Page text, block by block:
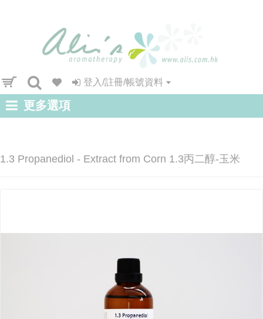
登入/註冊/帳號資料
更多選項
1.3 Propanediol - Extract from Corn 1.3丙二醇-玉米